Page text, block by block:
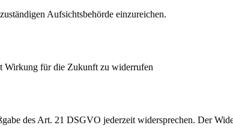
Aufsichtsbehörde einzureichen.
Wirkung für die Zukunft zu widerrufen
des Art. 21 DSGVO jederzeit widersprechen. Der